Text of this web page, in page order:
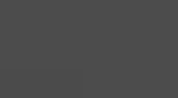
5 d'après 40 évaluations clients